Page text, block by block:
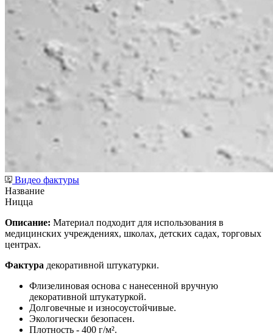
Видео фактуры
Название
Ницца
Описание: Материал подходит для использования в
медицинских учреждениях, школах, детских садах, торговых
центрах.
Фактура декоративной штукатурки.
Флизелиновая основа с нанесенной вручную
декоративной штукатуркой.
Долговечные и износоустойчивые.
Экологически безопасен.
Плотность - 400 г/м².